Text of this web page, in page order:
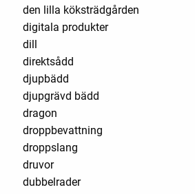
den lilla köksträdgården
digitala produkter
dill
direktsådd
djupbädd
djupgrävd bädd
dragon
droppbevattning
droppslang
druvor
dubbelrader